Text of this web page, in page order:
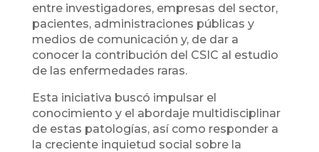
entre investigadores, empresas del sector,
pacientes, administraciones públicas y
medios de comunicación y, de dar a
conocer la contribución del CSIC al estudio
de las enfermedades raras.
Esta iniciativa buscó impulsar el
conocimiento y el abordaje multidisciplinar
de estas patologías, así como responder a
la creciente inquietud social sobre la